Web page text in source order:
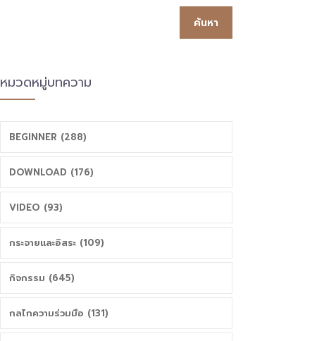
หมวดหมู่บทความ
BEGINNER (288)
DOWNLOAD (176)
VIDEO (93)
กระจายและอิสระ (109)
กิจกรรม (645)
กลไกความร่วมมือ (131)